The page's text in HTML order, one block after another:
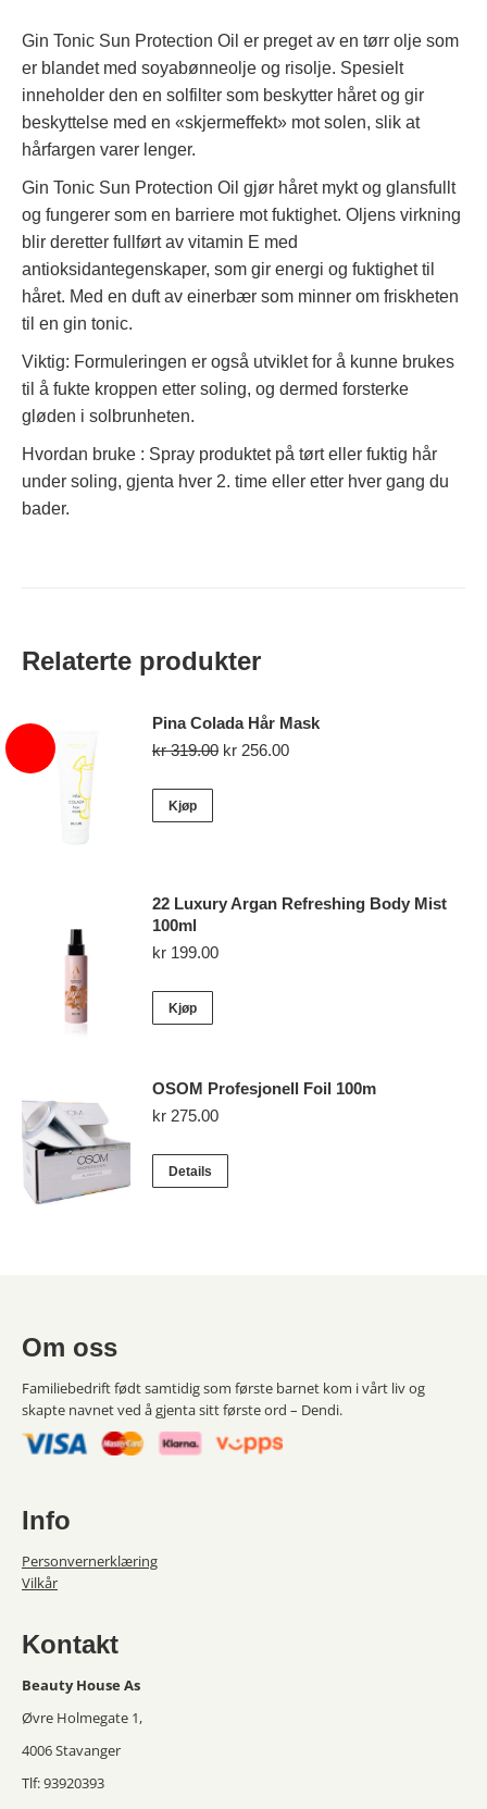
Gin Tonic Sun Protection Oil er preget av en tørr olje som
er blandet med soyabønneolje og risolje. Spesielt
inneholder den en solfilter som beskytter håret og gir
beskyttelse med en «skjermeffekt» mot solen, slik at
hårfargen varer lenger.
Gin Tonic Sun Protection Oil gjør håret mykt og glansfullt
og fungerer som en barriere mot fuktighet. Oljens virkning
blir deretter fullført av vitamin E med
antioksidantegenskaper, som gir energi og fuktighet til
håret. Med en duft av einerbær som minner om friskheten
til en gin tonic.
Viktig: Formuleringen er også utviklet for å kunne brukes
til å fukte kroppen etter soling, og dermed forsterke
gløden i solbrunheten.
Hvordan bruke : Spray produktet på tørt eller fuktig hår
under soling, gjenta hver 2. time eller etter hver gang du
bader.
Relaterte produkter
Pina Colada Hår Mask
kr319.00 Opprinnelig
kr 256.00Nåværende
Kjøp
22 Luxury Argan Refreshing Body Mist
100ml
kr 199.00
Kjøp
OSOM Profesjonell Foil 100m
kr 275.00
Details
Om oss
Familiebedrift født samtidig som første barnet kom i vårt liv og
skapte navnet ved å gjenta sitt første ord – Dendi.
Info
Personvernerklæring
Vilkår
Kontakt
Beauty House As
Øvre Holmegate 1,
4006 Stavanger
Tlf: 93920393